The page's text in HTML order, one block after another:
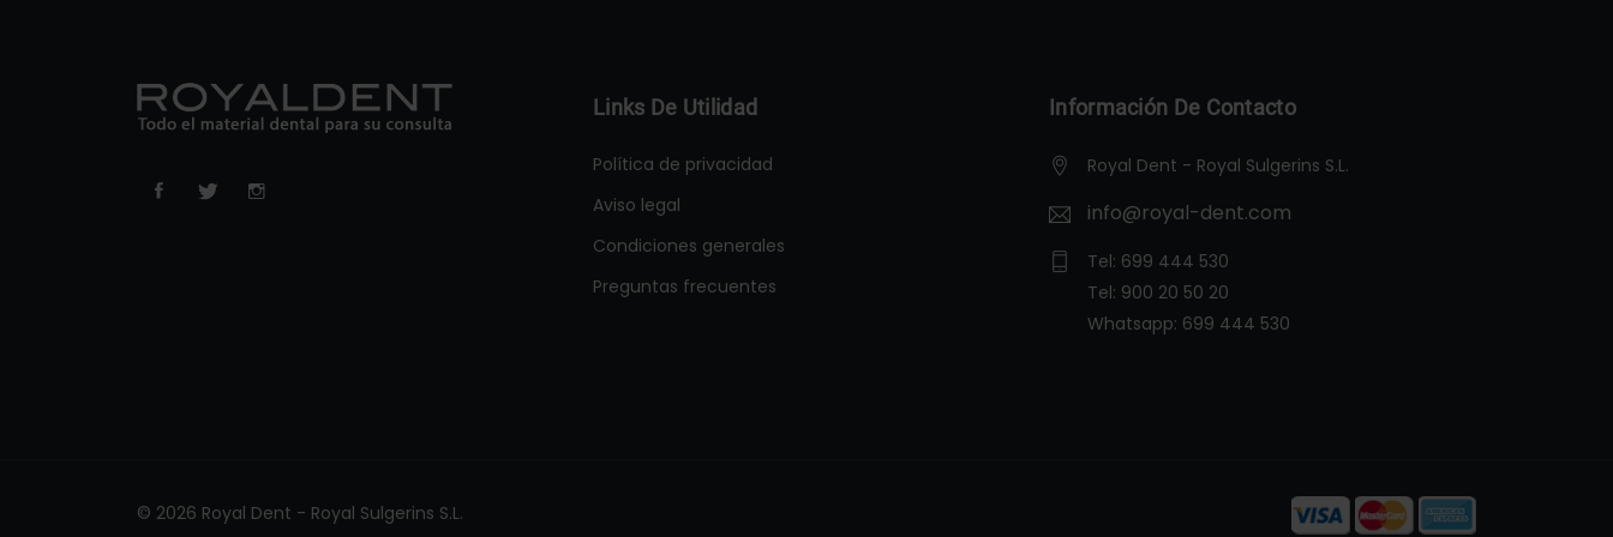
Links De Utilidad
Política de privacidad
Aviso legal
Condiciones generales
Preguntas frecuentes
Información De Contacto
Royal Dent - Royal Sulgerins S.L.
info@royal-dent.com
Tel: 699 444 530
Tel: 900 20 50 20
Whatsapp: 699 444 530
© 2026 Royal Dent - Royal Sulgerins S.L.